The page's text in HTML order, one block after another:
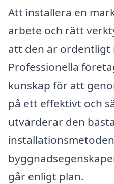
Att installera en
arbete och rätt
att den är ordentligt
Professionella
kunskap för att
på ett effektivt och
utvärderar den bästa
går enligt plan.